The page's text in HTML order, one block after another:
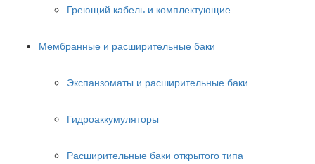
Греющий кабель и комплектующие
Мембранные и расширительные баки
Экспанзоматы и расширительные баки
Гидроаккумуляторы
Расширительные баки открытого типа